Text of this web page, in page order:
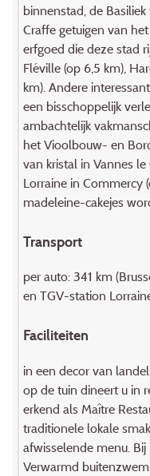
binnenstad, de
Craffe getuigen van
erfgoed die deze stad
Fléville (op 6,5 km),
km). Andere
een bisschoppelijk
ambachtelijk
het Vioolbouw- en
van kristal in Vannes
Lorraine in Commercy
madeleine-cakejes
Transport
per auto: 341 km
en TGV-station
Faciliteiten
in een decor van
op de tuin dineert u in
erkend als Maître
traditionele lokale
afwisselende menu.
Verwarmd